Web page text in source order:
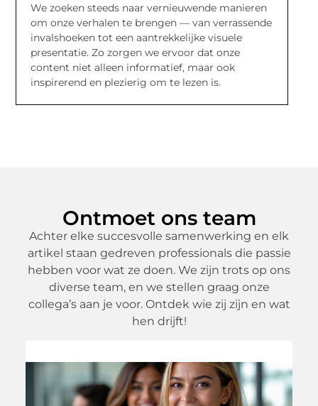
We zoeken steeds naar vernieuwende manieren
om onze verhalen te brengen — van verrassende
invalshoeken tot een aantrekkelijke visuele
presentatie. Zo zorgen we ervoor dat onze
content niet alleen informatief, maar ook
inspirerend en plezierig om te lezen is.
Ontmoet ons team
Achter elke succesvolle samenwerking en elk
artikel staan gedreven professionals die passie
hebben voor wat ze doen. We zijn trots op ons
diverse team, en we stellen graag onze
collega’s aan je voor. Ontdek wie zij zijn en wat
hen drijft!